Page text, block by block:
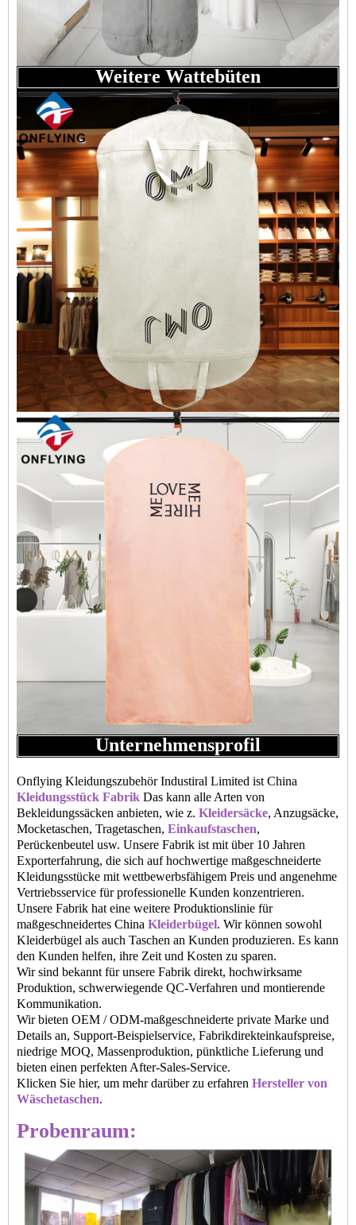
Weitere Wattebüten
Unternehmensprofil
Onflying Kleidungszubehör Industiral Limited ist China
Kleidungsstück Fabrik Das kann alle Arten von
Bekleidungssäcken anbieten, wie z. Kleidersäcke, Anzugsäcke,
Mocketaschen, Tragetaschen, Einkaufstaschen,
Perückenbeutel usw. Unsere Fabrik ist mit über 10 Jahren
Exporterfahrung, die sich auf hochwertige maßgeschneiderte
Kleidungsstücke mit wettbewerbsfähigem Preis und angenehme
Vertriebsservice für professionelle Kunden konzentrieren.
Unsere Fabrik hat eine weitere Produktionslinie für
maßgeschneidertes China Kleiderbügel. Wir können sowohl
Kleiderbügel als auch Taschen an Kunden produzieren. Es kann
den Kunden helfen, ihre Zeit und Kosten zu sparen.
Wir sind bekannt für unsere Fabrik direkt, hochwirksame
Produktion, schwerwiegende QC-Verfahren und montierende
Kommunikation.
Wir bieten OEM / ODM-maßgeschneiderte private Marke und
Details an, Support-Beispielservice, Fabrikdirekteinkaufspreise,
niedrige MOQ, Massenproduktion, pünktliche Lieferung und
bieten einen perfekten After-Sales-Service.
Klicken Sie hier, um mehr darüber zu erfahren Hersteller von
Wäschetaschen.
Probenraum: